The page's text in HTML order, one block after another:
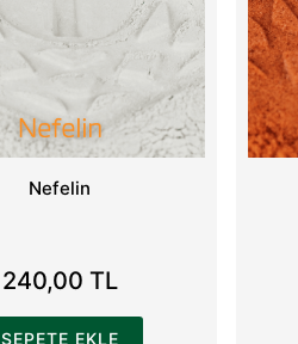
Nefelin
240,00 TL
SEPETE EKLE